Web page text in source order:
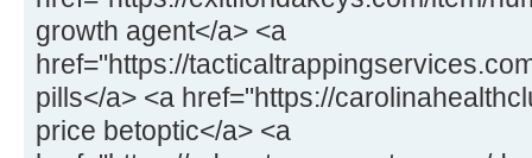
growth agent</a> <a
href="https://
pills</a> <a href="https://
price betoptic</a> <a